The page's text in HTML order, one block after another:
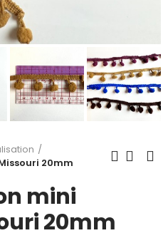
20mm
mini
20mm